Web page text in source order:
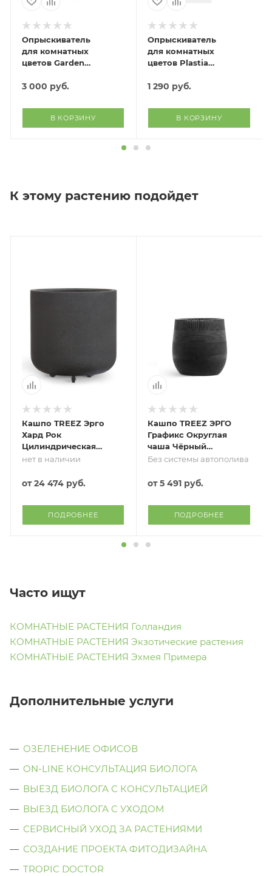
Опрыскиватель
для комнатных
цветов Garden
3 000 руб.
В КОРЗИНУ
Опрыскиватель
для комнатных
цветов Plastia
1 290 руб.
В КОРЗИНУ
К этому растению подойдет
Кашпо TREEZ Эрго
Хард Рок
Цилиндрическая
чаша Чёрный
колёсиках
нет в наличии
от24 474 руб.
ПОДРОБНЕЕ
Кашпо TREEZ ЭРГО
Графикс Округлая
чаша Чёрный
графит
Без системы автополива
от5 491 руб.
ПОДРОБНЕЕ
Часто ищут
КОМНАТНЫЕ РАСТЕНИЯ Голландия
КОМНАТНЫЕ РАСТЕНИЯ Экзотические растения
КОМНАТНЫЕ РАСТЕНИЯ Эхмея Примера
Дополнительные услуги
ОЗЕЛЕНЕНИЕ ОФИСОВ
ON-LINE КОНСУЛЬТАЦИЯ БИОЛОГА
ВЫЕЗД БИОЛОГА С КОНСУЛЬТАЦИЕЙ
ВЫЕЗД БИОЛОГА C УХОДОМ
СЕРВИСНЫЙ УХОД ЗА РАСТЕНИЯМИ
СОЗДАНИЕ ПРОЕКТА ФИТОДИЗАЙНА
TROPIC DOCTOR